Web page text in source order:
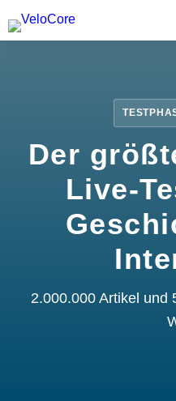
Partnerprogramm
Der
Live-
2.000.000 Artikel und